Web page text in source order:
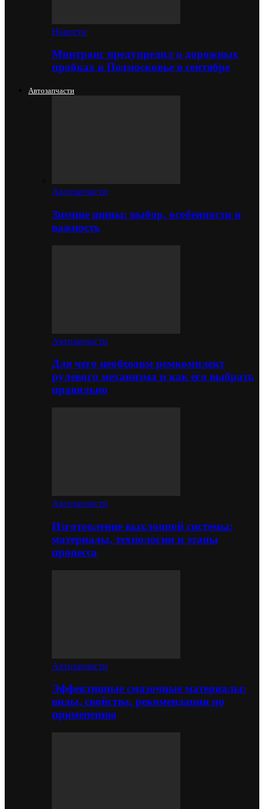
Новости
Минтранс предупредил о дорожных
пробках в Подмосковье в сентябре
Автозапчасти
Автозапчасти
Зимние шины: выбор, особенности и
важность
Автозапчасти
Для чего необходим ремкомплект
рулевого механизма и как его выбрать
правильно
Автозапчасти
Изготовление выхлопной системы:
материалы, технологии и этапы
процесса
Автозапчасти
Эффективные смазочные материалы:
виды, свойства, рекомендации по
применению